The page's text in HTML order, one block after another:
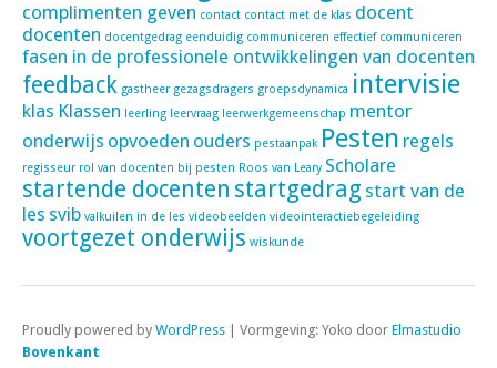
complimenten geven contact contact met de klas docent
docenten docentgedrag eenduidig communiceren effectief communiceren
fasen in de professionele ontwikkelingen van docenten
feedback gastheer gezagsdragers groepsdynamica intervisie
klas Klassen leerling leervraag leerwerkgemeenschap mentor
onderwijs opvoeden ouders pestaanpak Pesten regels
regisseur rol van docenten bij pesten Roos van Leary Scholare
startende docenten startgedrag start van de
les svib valkuilen in de les videobeelden videointeractiebegeleiding
voortgezet onderwijs wiskunde
Proudly powered by WordPress Vormgeving: Yoko door Elmastudio
Bovenkant